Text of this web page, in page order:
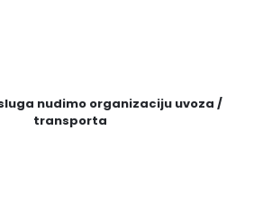
nudimo organizaciju uvoza /
transporta